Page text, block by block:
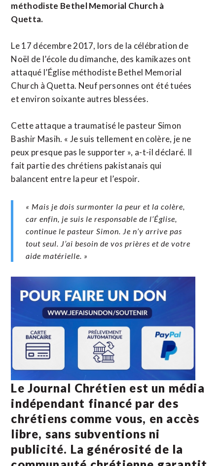
méthodiste Bethel Memorial Church à
Quetta.
Le 17 décembre 2017, lors de la célébration de
Noël de l’école du dimanche, des kamikazes ont
attaqué l’Église méthodiste Bethel Memorial
Church à Quetta. Neuf personnes ont été tuées
et environ soixante autres blessées.
Cette attaque a traumatisé le pasteur Simon
Bashir Masih. « Je suis tellement en colère, je ne
peux presque pas le supporter », a-t-il déclaré. Il
fait partie des chrétiens pakistanais qui
balancent entre la peur et l’espoir.
« Mais je dois surmonter la peur et la colère,
car enfin, je suis le responsable de l’Église,
continue le pasteur Simon. Je n’y arrive pas
tout seul. J’ai besoin de vos prières et de votre
aide matérielle. »
Le Journal Chrétien est un média
indépendant financé par des
chrétiens comme vous, en accès
libre, sans subventions ni
publicité. La générosité de la